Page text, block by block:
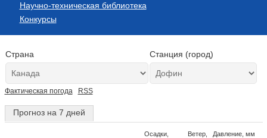
Научно-техническая библиотека
Конкурсы
Страна Станция (город)
Фактическая погода RSS
Прогноз на 7 дней
Осадки,
Ветер,
Давление, мм